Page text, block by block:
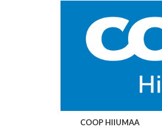
COOP HIIUMAA